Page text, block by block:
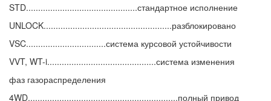
STD..............................................стандартное исполнение
UNLOCK.....................................................разблокировано
VSC.................................система курсовой устойчивости
VVT, WT-i.............................................система изменения
фаз газораспределения
4WD..............................................................полный привод